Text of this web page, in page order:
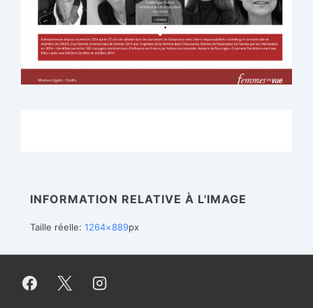
INFORMATION RELATIVE À L'IMAGE
Taille réelle: 1264×889px